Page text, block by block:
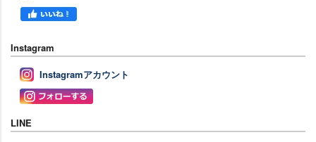
Instagram
Instagramアカウント
LINE